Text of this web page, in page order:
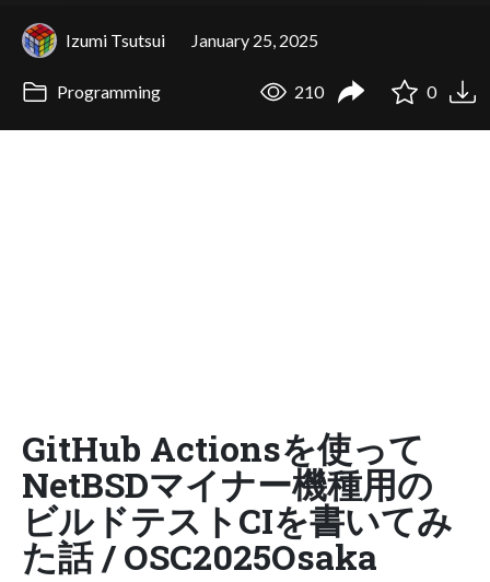
Izumi Tsutsui January 25, 2025
Programming 210 0
GitHub Actionsを使って
NetBSDマイナー機種用の
ビルドテストCIを書いてみ
た話 / OSC2025Osaka